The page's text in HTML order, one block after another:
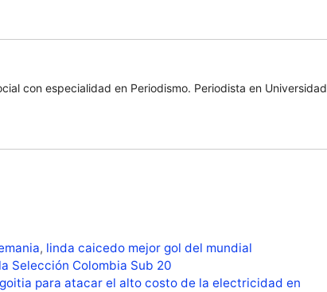
con especialidad en Periodismo. Periodista en Universidad
, linda caicedo mejor gol del mundial
Selección Colombia Sub 20
para atacar el alto costo de la electricidad en